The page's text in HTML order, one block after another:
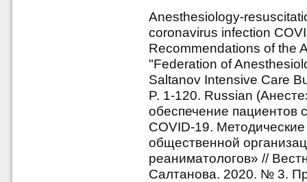
Anesthesiology-
coronavirus infection
Recommendations of the
"Federation of
Saltanov Intensive Care
P. 1-120. Russian
обеспечение пациентов
COVID-19.
общественной
реаниматологов» //
Салтанова. 2020. № 3.